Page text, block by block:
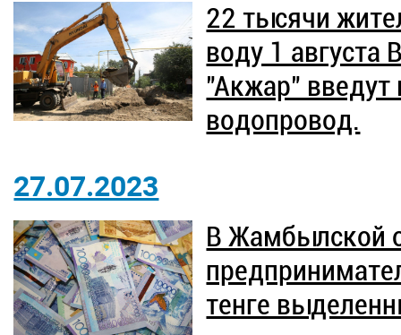
22 тысячи
воду 1 августа
"Акжар"
водопровод.
27.07.2023
В Жамбылской
тенге